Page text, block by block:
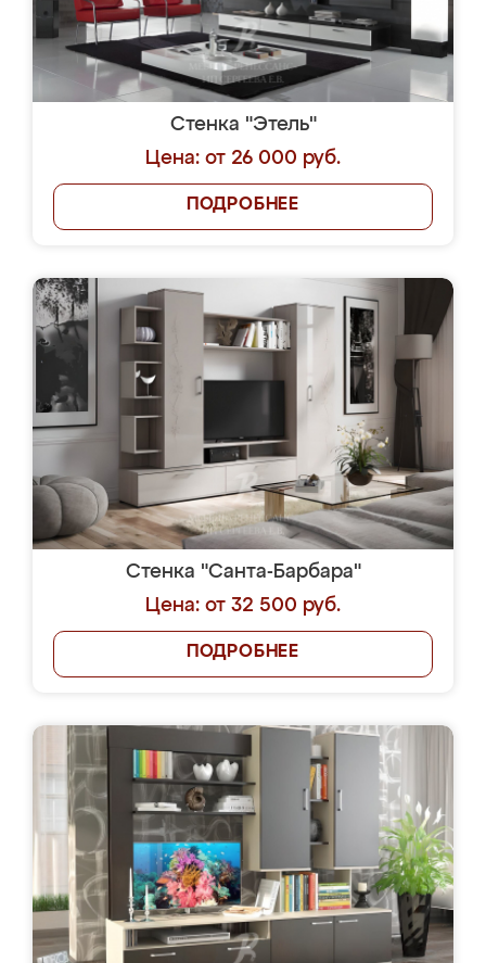
Стенка "Этель"
Цена: от 26 000 руб.
ПОДРОБНЕЕ
Стенка "Санта-Барбара"
Цена: от 32 500 руб.
ПОДРОБНЕЕ